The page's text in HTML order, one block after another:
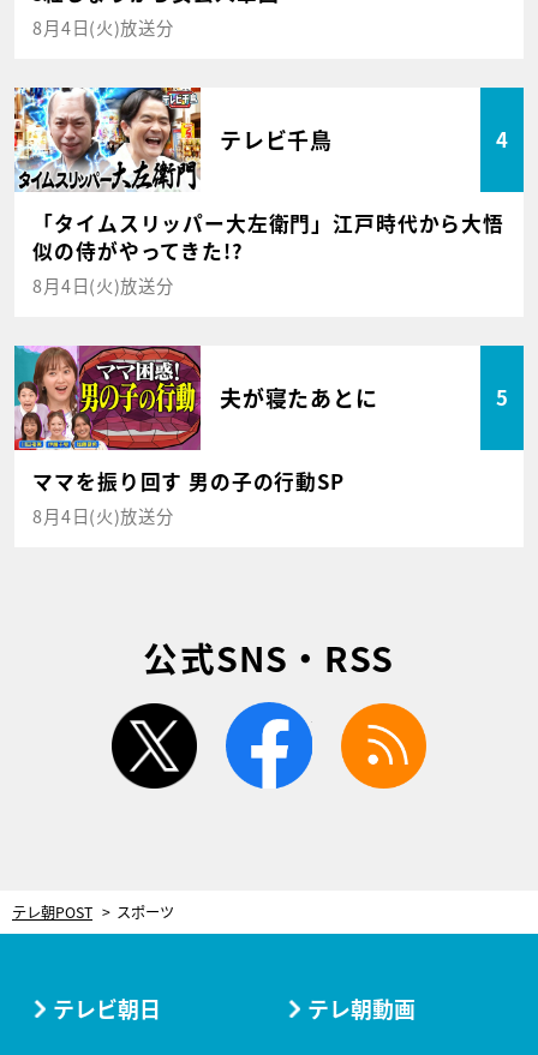
8月4日(火)放送分
テレビ千鳥 4
「タイムスリッパー大左衛門」江戸時代から大悟
似の侍がやってきた!?
8月4日(火)放送分
夫が寝たあとに 5
ママを振り回す 男の子の行動SP
8月4日(火)放送分
公式SNS・RSS
twitter facebook
テレ朝POST スポーツ
テレビ朝日 テレ朝動画